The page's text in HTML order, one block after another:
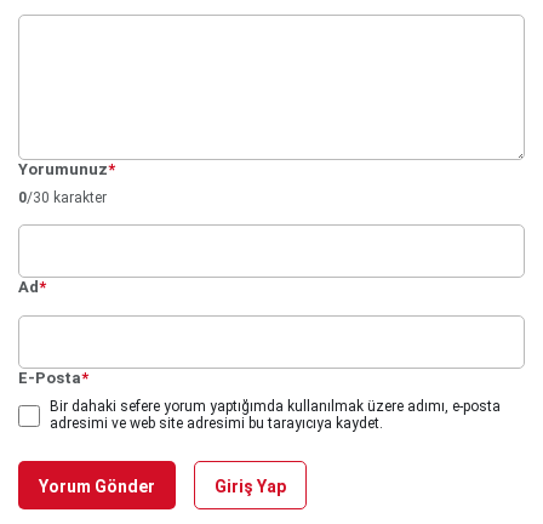
Yorumunuz*
0/30 karakter
Ad*
E-Posta*
Bir dahaki sefere yorum yaptığımda kullanılmak üzere adımı, e-posta
adresimi ve web site adresimi bu tarayıcıya kaydet.
Yorum Gönder Giriş Yap